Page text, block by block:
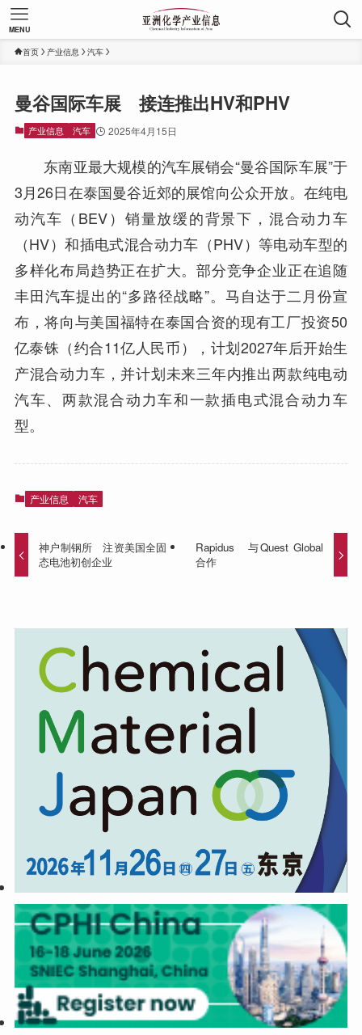
MENU
首页 产业信息 汽车
曼谷国际车展 接连推出HV和PHV
产业信息 汽车 2025年4月15日
东南亚最大规模的汽车展销会“曼谷国际车展”于
3月26日在泰国曼谷近郊的展馆向公众开放。在纯电
动汽车（BEV）销量放缓的背景下，混合动力车
（HV）和插电式混合动力车（PHV）等电动车型的
多样化布局趋势正在扩大。部分竞争企业正在追随
丰田汽车提出的“多路径战略”。马自达于二月份宣
布，将向与美国福特在泰国合资的现有工厂投资50
亿泰铢（约合11亿人民币），计划2027年后开始生
产混合动力车，并计划未来三年内推出两款纯电动
汽车、两款混合动力车和一款插电式混合动力车
型。
产业信息 汽车
神户制钢所 注资美国全固
态电池初创企业
Rapidus 与Quest Global
合作